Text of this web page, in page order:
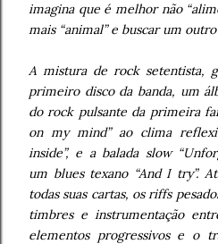
imagina que é melhor não
mais “animal” e buscar um
A mistura de rock setentista,
primeiro disco da banda, um
do rock pulsante da primeira
on my mind” ao clima
inside”, e a balada slow
um blues texano “And I try”.
todas suas cartas, os riffs
timbres e instrumentação
elementos progressivos e o